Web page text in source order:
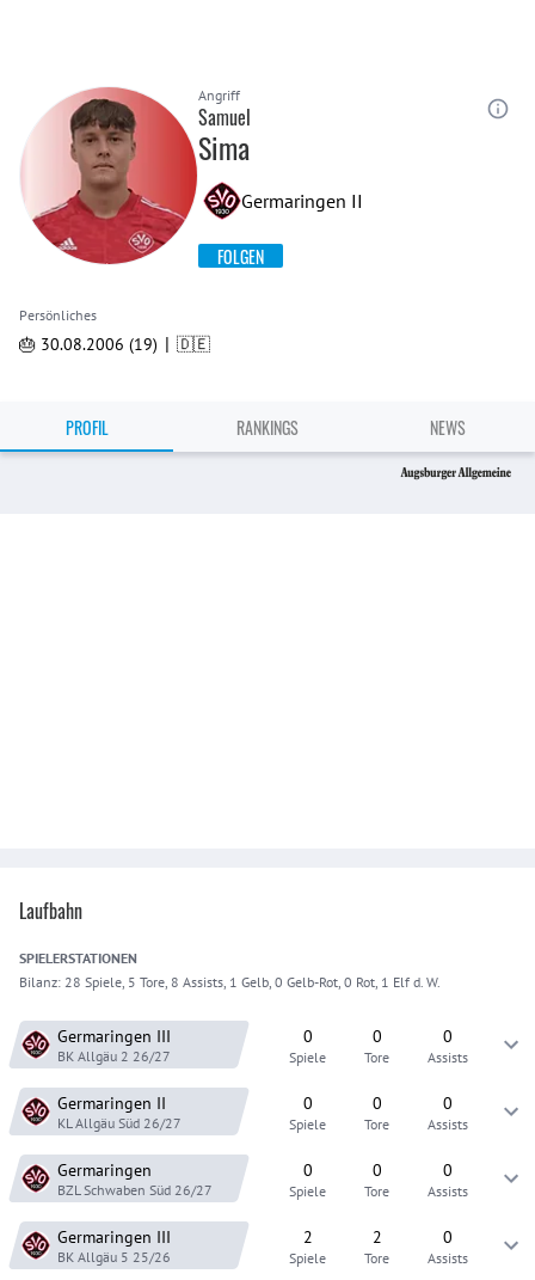
Angriff
Samuel
Sima
Germaringen II
FOLGEN
Persönliches
🎂 30.08.2006 (19) | 🇩🇪
PROFIL RANKINGS NEWS
Laufbahn
SPIELERSTATIONEN
Bilanz: 28 Spiele, 5 Tore, 8 Assists, 1 Gelb, 0 Gelb-Rot, 0 Rot, 1 Elf d. W.
Germaringen III
BK Allgäu 2 26/27
0
Spiele
0
Tore
0
Assists
Germaringen II
KL Allgäu Süd 26/27
0
Spiele
0
Tore
0
Assists
Germaringen
BZL Schwaben Süd 26/27
0
Spiele
0
Tore
0
Assists
Germaringen III
BK Allgäu 5 25/26
2
Spiele
2
Tore
0
Assists